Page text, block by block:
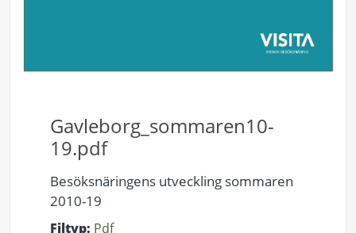
Gavleborg_sommaren10-
19.pdf
Besöksnäringens utveckling sommaren
2010-19
Filtyp: Pdf